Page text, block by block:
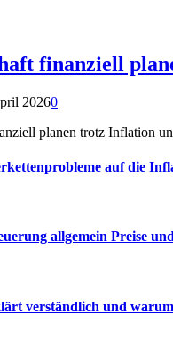
finanziell
20260
planen trotz Inflation
auf die
allgemein Preise
verständlich und